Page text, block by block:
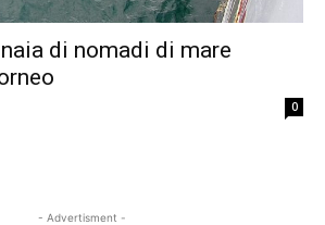
di nomadi di mare
0
- Advertisment -